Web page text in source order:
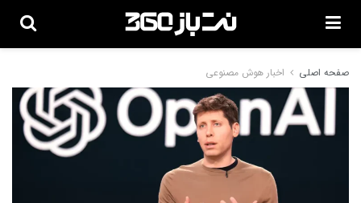
صفحه اصلی اخبار هوش مصنوعی